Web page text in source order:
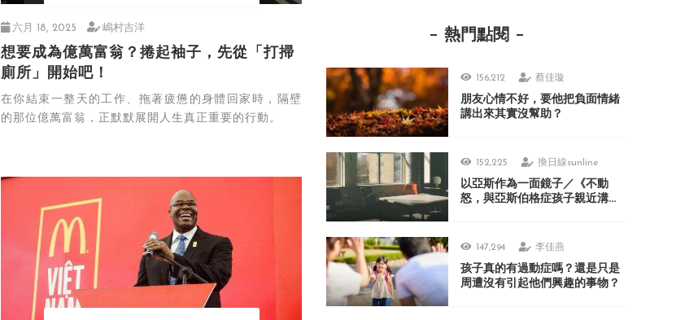
六月 18, 2025 嶋村吉洋
想要成為億萬富翁？捲起袖子，先從「打掃
廁所」開始吧！
在你結束一整天的工作、拖著疲憊的身體回家時，隔壁
的那位億萬富翁，正默默展開人生真正重要的行動。
熱門點閱
156,212 蔡佳璇
朋友心情不好，要他把負面情緒
講出來其實沒幫助？
152,225 換日線sunline
以亞斯作為一面鏡子／《不動
怒，與亞斯伯格症孩子親近溝
147,294 李佳燕
孩子真的有過動症嗎？還是只是
周遭沒有引起他們興趣的事物？